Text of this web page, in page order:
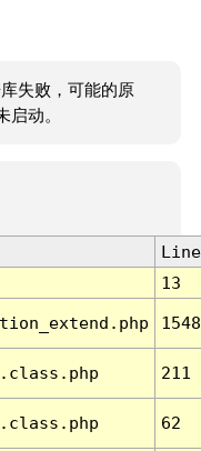
失败，可能的原
启动。
Line
13
1548
211
62